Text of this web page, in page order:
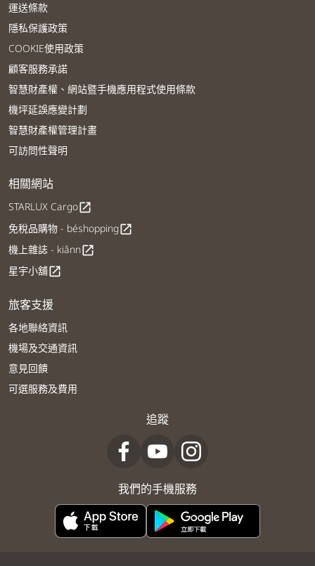
運送條款
隱私保護政策
COOKIE使用政策
顧客服務承諾
智慧財產權、網站暨手機應用程式使用條款
機坪延誤應變計劃
智慧財產權管理計畫
可訪問性聲明
相關網站
STARLUX Cargoopen_in_new
免稅品購物 - béshoppingopen_in_new
機上雜誌 - kiânnopen_in_new
星宇小舖open_in_new
旅客支援
各地聯絡資訊
機場及交通資訊
意見回饋
可選服務及費用
追蹤
我們的手機服務